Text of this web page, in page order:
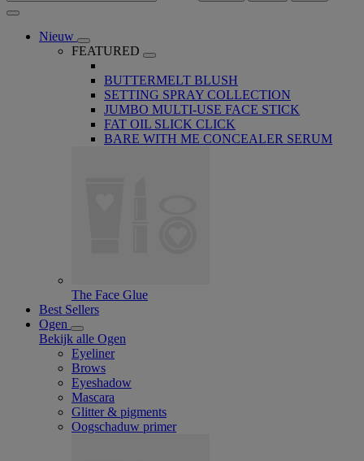
Nieuw
FEATURED
BUTTERMELT BLUSH
SETTING SPRAY COLLECTION
JUMBO MULTI-USE FACE STICK
FAT OIL SLICK CLICK
BARE WITH ME CONCEALER SERUM
The Face Glue
Best Sellers
Ogen
Bekijk alle Ogen
Eyeliner
Brows
Eyeshadow
Mascara
Glitter & pigments
Oogschaduw primer